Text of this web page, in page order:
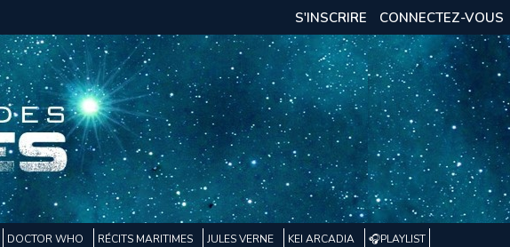
CONNECTEZ-VOUS
S'INSCRIRE
DOCTOR WHO RÉCITS MARITIMES JULES VERNE KEI ARCADIA 🎧PLAYLIST